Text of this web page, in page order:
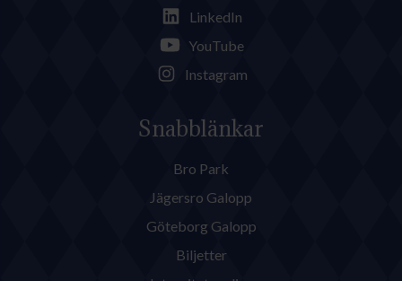
LinkedIn
YouTube
Instagram
Snabblänkar
Bro Park
Jägersro Galopp
Göteborg Galopp
Biljetter